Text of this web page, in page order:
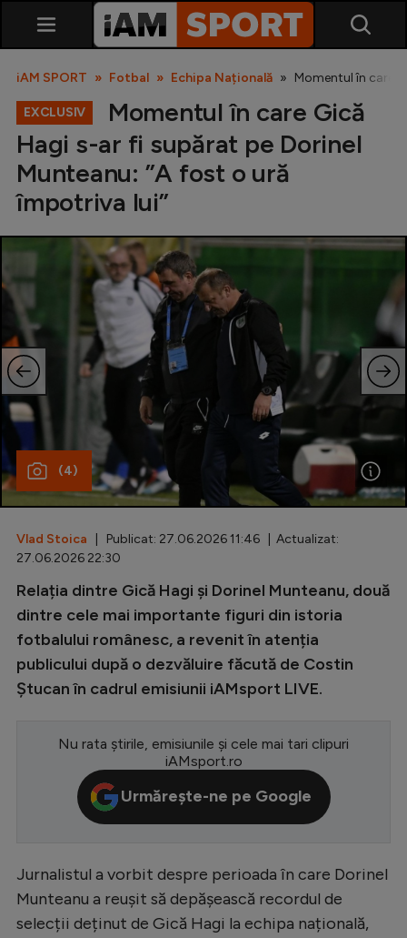
SuperLiga
Liga 2
Cupa României
Echipa Națională
U21
Fotbal feminin
Special
Diverse
Inedit
Clasamente
Champions League
Europa League
CM 2026
Premier League
LaLiga
Bundesliga
Ligue 1
iAM SPORT Fotbal Echipa Națională Momentul în care
EXCLUSIV
Momentul în care Gică
Hagi s-ar fi supărat pe Dorinel
Munteanu: ”A fost o ură
împotriva lui”
(4)
Vlad Stoica | Publicat: 27.06.2026 11:46 | Actualizat:
27.06.2026 22:30
Relația dintre Gică Hagi și Dorinel Munteanu, două
dintre cele mai importante figuri din istoria
fotbalului românesc, a revenit în atenția
publicului după o dezvăluire făcută de Costin
Ștucan în cadrul emisiunii iAMsport LIVE.
Nu rata știrile, emisiunile și cele mai tari clipuri
iAMsport.ro
Urmărește-ne pe Google
Jurnalistul a vorbit despre perioada în care Dorinel
Munteanu a reușit să depășească recordul de
selecții deținut de Gică Hagi la echipa națională,